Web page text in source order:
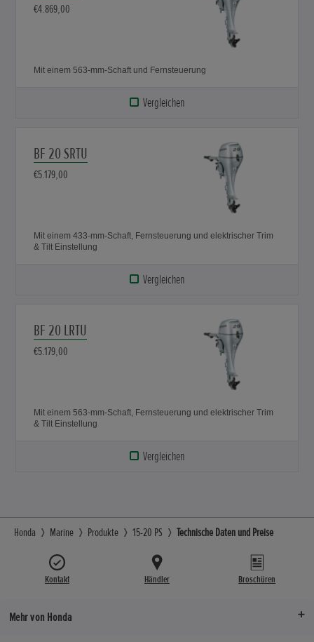
€4.869,00
Mit einem 563-mm-Schaft und Fernsteuerung
Vergleichen
BF 20 SRTU
€5.179,00
Mit einem 433-mm-Schaft, Fernsteuerung und elektrischer Trim
& Tilt Einstellung
Vergleichen
BF 20 LRTU
€5.179,00
Mit einem 563-mm-Schaft, Fernsteuerung und elektrischer Trim
& Tilt Einstellung
Vergleichen
Honda Marine Produkte 15-20 PS Technische Daten und Preise
Kontakt Händler Broschüren
Mehr von Honda